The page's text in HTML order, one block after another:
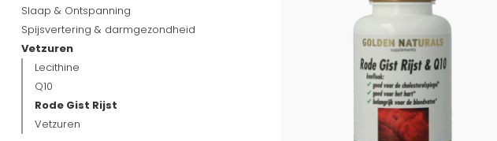
Slaap & Ontspanning
Spijsvertering & darmgezondheid
Vetzuren
Lecithine
Q10
Rode Gist Rijst
Vetzuren